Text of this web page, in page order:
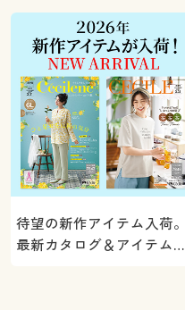
ト！
待望の新作アイテム入荷。
最新カタログ＆アイテムを